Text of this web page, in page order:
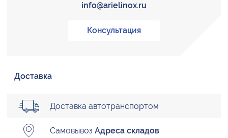
info@arielinox.ru
Консультация
Доставка
Доставка автотранспортом
Самовывоз Адреса складов